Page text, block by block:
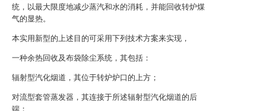
统，以最大限度地减少蒸汽和水的消耗，并能回收转炉煤
气的显热。
本实用新型的上述目的可采用下列技术方案来实现，
一种余热回收及布袋除尘系统，其包括：
辐射型汽化烟道，其位于转炉炉口的上方；
对流型套管蒸发器，其连接于所述辐射型汽化烟道的后
端；